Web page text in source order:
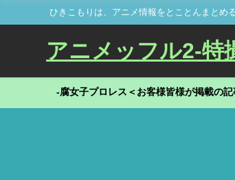
ひきこもりは、アニメ情報をとことんまとめ
アニメッフル2-特
-腐女子プロレス＜お客様皆様が掲載の